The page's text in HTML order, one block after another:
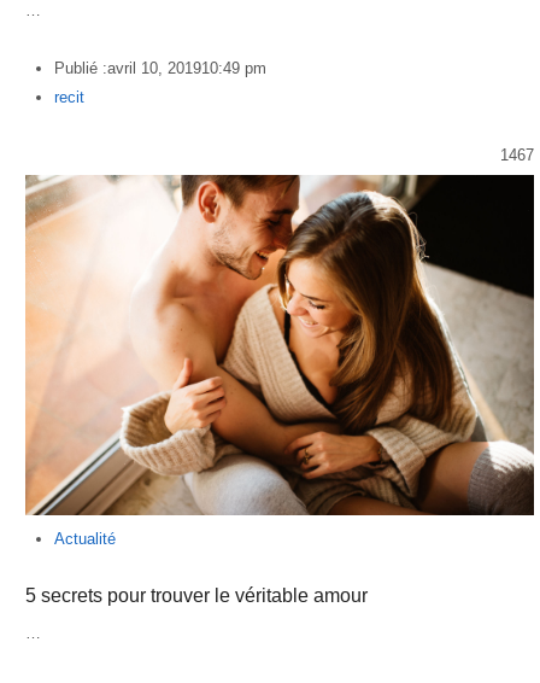
…
Publié :avril 10, 201910:49 pm
Author
recit
1467
Actualité
5 secrets pour trouver le véritable amour
…